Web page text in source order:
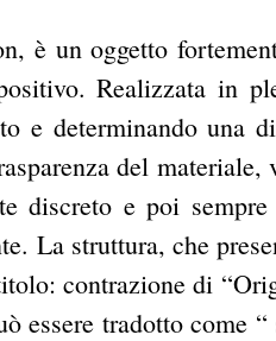
è un oggetto
Realizzata in
e determinando una
del
discreto e poi sempre
La struttura, che
contrazione di
tradotto come “